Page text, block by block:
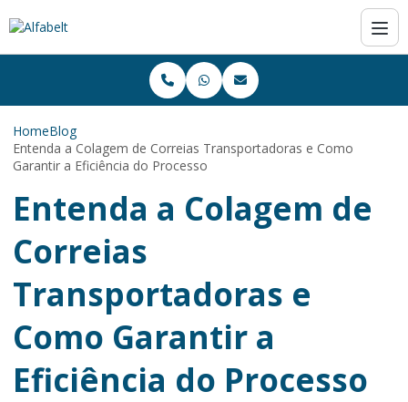
HomeBlog
Entenda a Colagem de Correias Transportadoras e Como
Garantir a Eficiência do Processo
Entenda a Colagem de
Correias
Transportadoras e
Como Garantir a
Eficiência do Processo